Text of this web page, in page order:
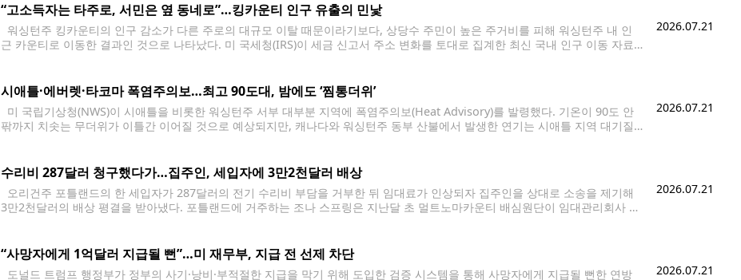
“고소득자는 타주로, 서민은 옆 동네로”…킹카운티 인구 유출의 민낯
워싱턴주 킹카운티의 인구 감소가 다른 주로의 대규모 이탈 때문이라기보다, 상당수 주민이 높은 주거비를 피해 워싱턴주 내 인
근 카운티로 이동한 결과인 것으로 나타났다. 미 국세청(IRS)이 세금 신고서 주소 변화를 토대로 집계한 최신 국내 인구 이동 자료
2026.07.21
시애틀·에버렛·타코마 폭염주의보…최고 90도대, 밤에도 ‘찜통더위’
미 국립기상청(NWS)이 시애틀을 비롯한 워싱턴주 서부 대부분 지역에 폭염주의보(Heat Advisory)를 발령했다. 기온이 90도 안
팎까지 치솟는 무더위가 이틀간 이어질 것으로 예상되지만, 캐나다와 워싱턴주 동부 산불에서 발생한 연기는 시애틀 지역 대기질
2026.07.21
수리비 287달러 청구했다가…집주인, 세입자에 3만2천달러 배상
오리건주 포틀랜드의 한 세입자가 287달러의 전기 수리비 부담을 거부한 뒤 임대료가 인상되자 집주인을 상대로 소송을 제기해
3만2천달러의 배상 평결을 받아냈다. 포틀랜드에 거주하는 조나 스프링은 지난달 초 멀트노마카운티 배심원단이 임대관리회사 에
2026.07.21
“사망자에게 1억달러 지급될 뻔”…미 재무부, 지급 전 선제 차단
도널드 트럼프 행정부가 정부의 사기·낭비·부적절한 지급을 막기 위해 도입한 검증 시스템을 통해 사망자에게 지급될 뻔한 연방
2026.07.21